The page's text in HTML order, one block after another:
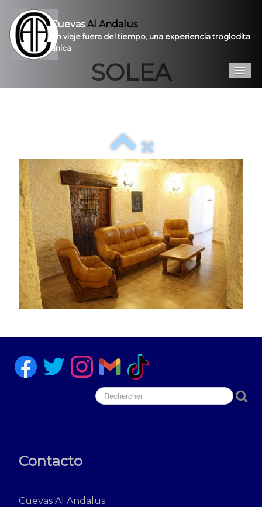
CuevasAl Andalus
Un viaje fuera del tiempo, una experiencia troglodita
única
Prestaciones
Contacto
Pro
VPC
SOLEA
Contacto
Cuevas Al Andalus